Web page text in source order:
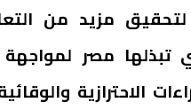
لتحقيق مزيد من
تبذلها مصر لمواجهة
الاحترازية